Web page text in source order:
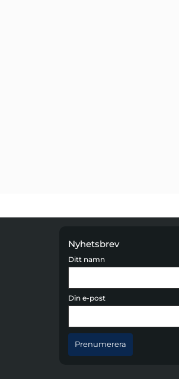
Nyhetsbrev
Ditt namn
Din e-post